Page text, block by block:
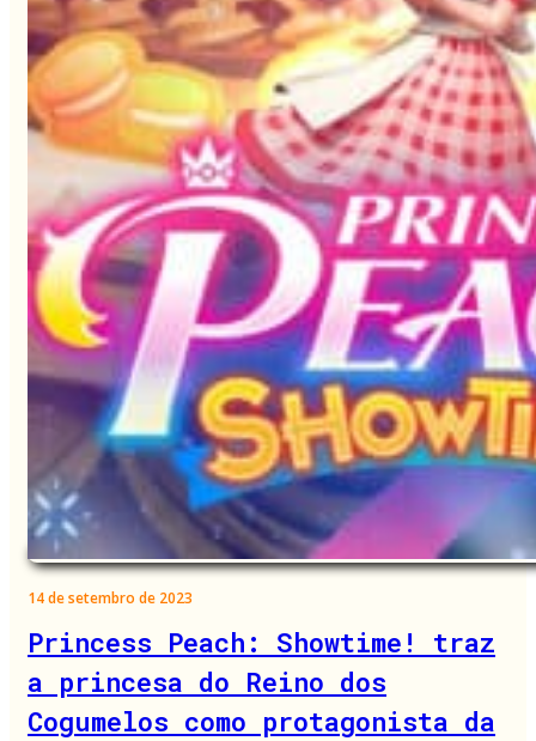
14 de setembro de 2023
Princess Peach: Showtime! traz
a princesa do Reino dos
Cogumelos como protagonista da